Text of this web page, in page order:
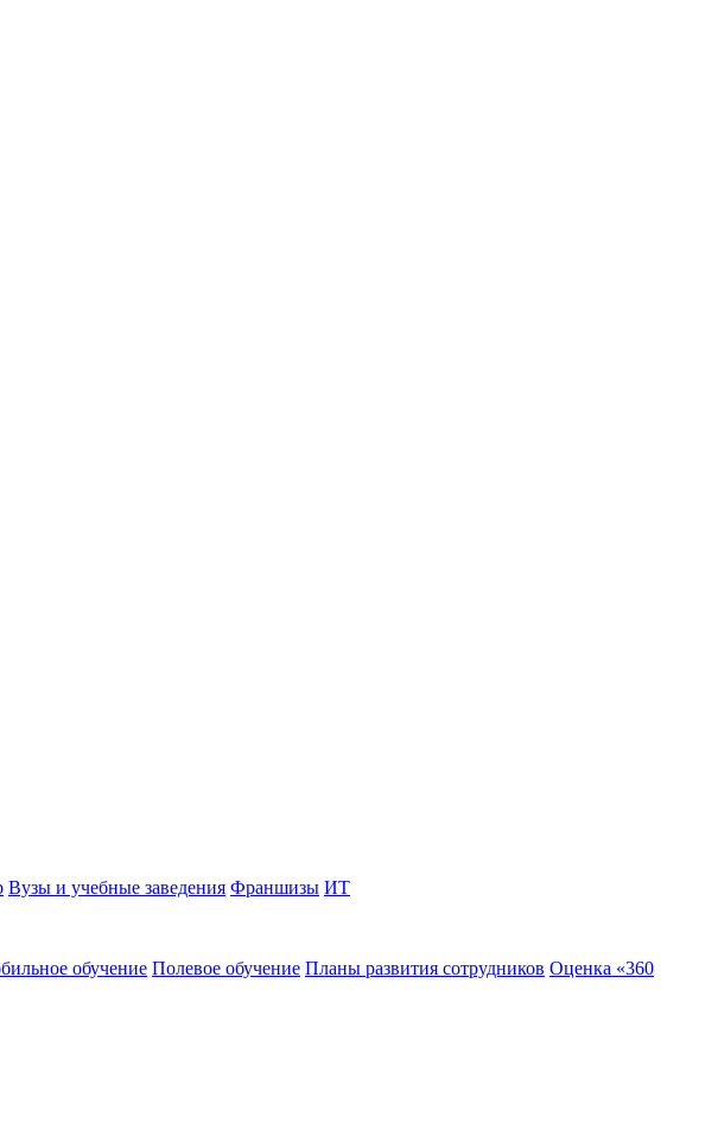
Вузы и учебные заведения Франшизы ИТ
обучение Полевое обучение Планы развития сотрудников Оценка «360